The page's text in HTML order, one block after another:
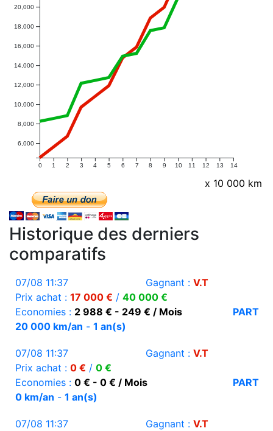
0 1 2 3 4 5 6 7 8 9 10 11 12 13 14
6,000
8,000
10,000
12,000
14,000
16,000
18,000
20,000
x 10 000 km
Historique des derniers
comparatifs
07/08 11:37 Gagnant : V.T
Prix achat : 17 000 € / 40 000 €
Economies : 2 988 € - 249 € / Mois
PART
20 000 km/an - 1 an(s)
07/08 11:37 Gagnant : V.T
Prix achat : 0 € / 0 €
Economies : 0 € - 0 € / Mois
PART
0 km/an - 1 an(s)
07/08 11:37 Gagnant : V.T